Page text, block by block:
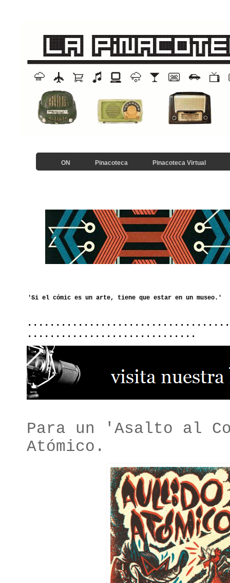
ON Pinacoteca Pinacoteca Virtual
..............................
Para un 'Asalto al
Atómico.